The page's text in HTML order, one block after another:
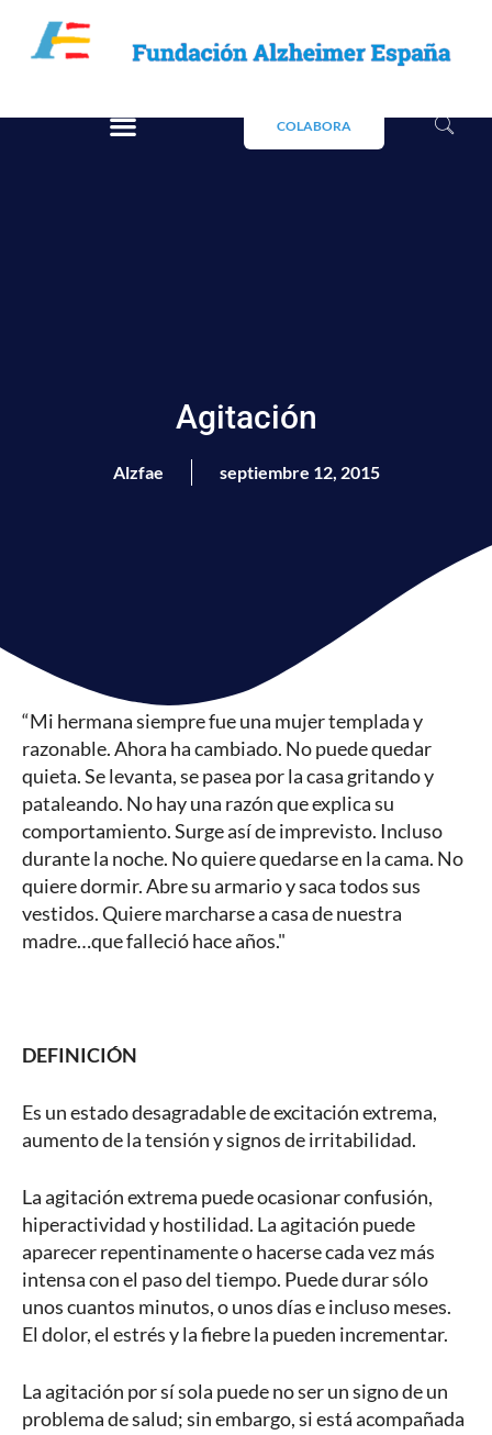
COLABORA
Agitación
Alzfae septiembre 12, 2015
“Mi hermana siempre fue una mujer templada y
razonable. Ahora ha cambiado. No puede quedar
quieta. Se levanta, se pasea por la casa gritando y
pataleando. No hay una razón que explica su
comportamiento. Surge así de imprevisto. Incluso
durante la noche. No quiere quedarse en la cama. No
quiere dormir. Abre su armario y saca todos sus
vestidos. Quiere marcharse a casa de nuestra
madre…que falleció hace años."
DEFINICIÓN
Es un estado desagradable de excitación extrema,
aumento de la tensión y signos de irritabilidad.
La agitación extrema puede ocasionar confusión,
hiperactividad y hostilidad. La agitación puede
aparecer repentinamente o hacerse cada vez más
intensa con el paso del tiempo. Puede durar sólo
unos cuantos minutos, o unos días e incluso meses.
El dolor, el estrés y la fiebre la pueden incrementar.
La agitación por sí sola puede no ser un signo de un
problema de salud; sin embargo, si está acompañada